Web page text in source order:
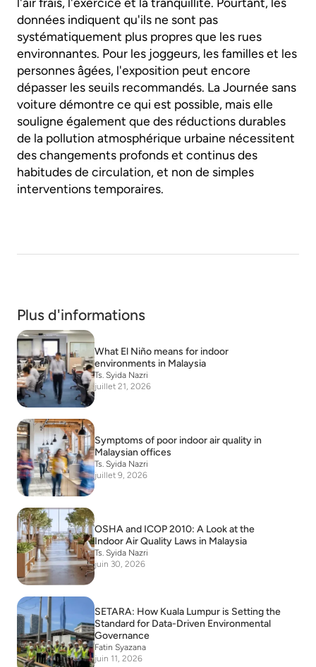
données indiquent qu'ils ne sont pas
systématiquement plus propres que les rues
environnantes. Pour les joggeurs, les familles et les
personnes âgées, l'exposition peut encore
dépasser les seuils recommandés. La Journée sans
voiture démontre ce qui est possible, mais elle
souligne également que des réductions durables
de la pollution atmosphérique urbaine nécessitent
des changements profonds et continus des
habitudes de circulation, et non de simples
interventions temporaires.
Plus d'informations
What El Niño means for indoor
environments in Malaysia
Ts. Syida Nazri
juillet 21, 2026
Symptoms of poor indoor air quality in
Malaysian offices
Ts. Syida Nazri
juillet 9, 2026
OSHA and ICOP 2010: A Look at the
Indoor Air Quality Laws in Malaysia
Ts. Syida Nazri
juin 30, 2026
SETARA: How Kuala Lumpur is Setting the
Standard for Data-Driven Environmental
Governance
Fatin Syazana
juin 11, 2026